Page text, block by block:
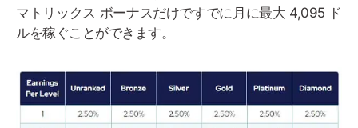
マトリックス ボーナスだけですでに月に最大 4,095 ド
ルを稼ぐことができます。